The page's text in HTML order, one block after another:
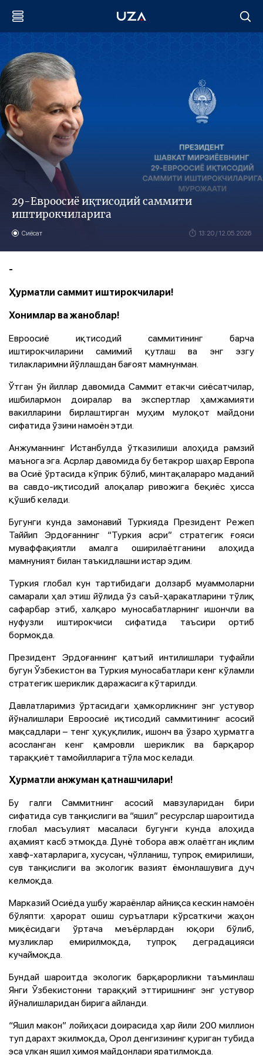
29-Евроосиё иқтисодий саммити
иштирокчиларига
Сиёсат 13:20 / 12.05.2026
-
Ҳурматли саммит иштирокчилари!
Хонимлар ва жаноблар!
Евроосиё иқтисодий саммитининг барча
иштирокчиларини самимий қутлаш ва энг эзгу
тилакларимни йўллашдан бағоят мамнунман.
Ўтган ўн йиллар давомида Саммит етакчи сиёсатчилар,
ишбилармон доиралар ва экспертлар ҳамжамияти
вакилларини бирлаштирган муҳим мулоқот майдони
сифатида ўзини намоён этди.
Анжуманнинг Истанбулда ўтказилиши алоҳида рамзий
маънога эга. Асрлар давомида бу бетакрор шаҳар Европа
ва Осиё ўртасида кўприк бўлиб, минтақалараро маданий
ва савдо-иқтисодий алоқалар ривожига беқиёс ҳисса
қўшиб келади.
Бугунги кунда замонавий Туркияда Президент Режеп
Таййип Эрдоғаннинг “Туркия асри” стратегик ғояси
муваффақиятли амалга оширилаётганини алоҳида
мамнуният билан таъкидлашни истар эдим.
Туркия глобал кун тартибидаги долзарб муаммоларни
самарали ҳал этиш йўлида ўз саъй-ҳаракатларини тўлиқ
сафарбар этиб, халқаро муносабатларнинг ишончли ва
нуфузли иштирокчиси сифатида таъсири ортиб
бормоқда.
Президент Эрдоғаннинг қатъий интилишлари туфайли
бугун Ўзбекистон ва Туркия муносабатлари кенг кўламли
стратегик шериклик даражасига кўтарилди.
Давлатларимиз ўртасидаги ҳамкорликнинг энг устувор
йўналишлари Евроосиё иқтисодий саммитининг асосий
мақсадлари – тенг ҳуқуқлилик, ишонч ва ўзаро ҳурматга
асосланган кенг қамровли шериклик ва барқарор
тараққиёт тамойилларига тўла мос келади.
Ҳурматли анжуман қатнашчилари!
Бу галги Саммитнинг асосий мавзуларидан бири
сифатида сув танқислиги ва “яшил” ресурслар шароитида
глобал масъулият масаласи бугунги кунда алоҳида
аҳамият касб этмоқда. Дунё тобора авж олаётган иқлим
хавф-хатарларига, хусусан, чўлланиш, тупроқ емирилиши,
сув танқислиги ва экологик вазият ёмонлашувига дуч
келмоқда.
Марказий Осиёда ушбу жараёнлар айниқса кескин намоён
бўляпти: ҳарорат ошиш суръатлари кўрсаткичи жаҳон
миқёсидаги ўртача меъёрлардан юқори бўлиб,
музликлар емирилмоқда, тупроқ деградацияси
кучаймоқда.
Бундай шароитда экологик барқарорликни таъминлаш
Янги Ўзбекистонни тараққий эттиришнинг энг устувор
йўналишларидан бирига айланди.
“Яшил макон” лойиҳаси доирасида ҳар йили 200 миллион
туп дарахт экилмоқда, Орол денгизининг қуриган тубида
эса улкан яшил ҳимоя майдонлари яратилмоқда.